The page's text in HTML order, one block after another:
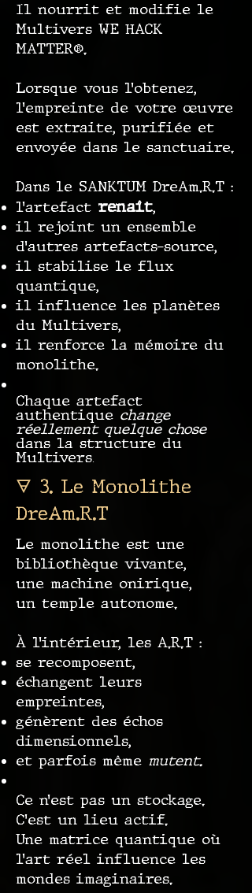
Il nourrit et modifie le
Multivers WE HACK
MATTER®.
Lorsque vous l’obtenez,
l’empreinte de votre œuvre
est extraite, purifiée et
envoyée dans le sanctuaire.
Dans le SANKTUM DreAm.R.T :
l’artefact renaît,
il rejoint un ensemble
d’autres artefacts-source,
il stabilise le flux
quantique,
il influence les planètes
du Multivers,
il renforce la mémoire du
monolithe.
Chaque artefact
authentique change
réellement quelque chose
dans la structure du
Multivers.
🜃 3. Le Monolithe
DreAm.R.T
Le monolithe est une
bibliothèque vivante,
une machine onirique,
un temple autonome.
À l’intérieur, les A.R.T :
se recomposent,
échangent leurs
empreintes,
génèrent des échos
dimensionnels,
et parfois même mutent.
Ce n’est pas un stockage.
C’est un lieu actif.
Une matrice quantique où
l’art réel influence les
mondes imaginaires.